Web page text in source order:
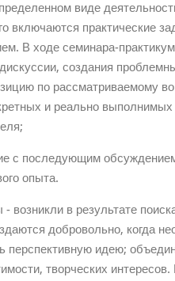
виде
включаются практические
В ходе семинара-
создания
по рассматриваемому
и реально
с последующим
опыта.
- возникли в результате
добровольно, когда
перспективную идею;
творческих